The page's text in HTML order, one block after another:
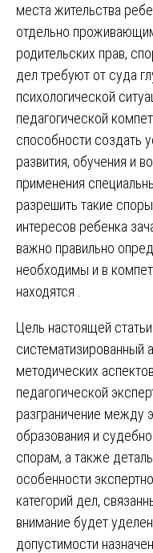
места жительства
отдельно
родительских прав,
дел требуют от суда
психологической
педагогической
способности создать
развития, обучения и
применения
разрешить такие
интересов ребенка
важно правильно
необходимы и в
находятся .
Цель настоящей
систематизированный
методических
педагогической
разграничение между
образования и
спорам, а также
особенности
категорий дел,
внимание будет
допустимости